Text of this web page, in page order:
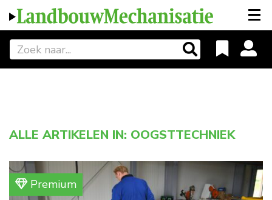
ALLE ARTIKELEN IN: OOGSTTECHNIEK
Premium